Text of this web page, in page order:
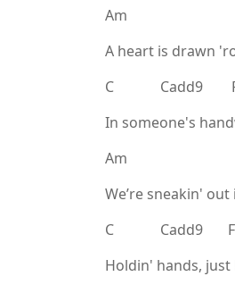
Am
A heart is drawn
C Cadd9
In someone's
Am
We’re sneakin'
C Cadd9 F
Holdin' hands,